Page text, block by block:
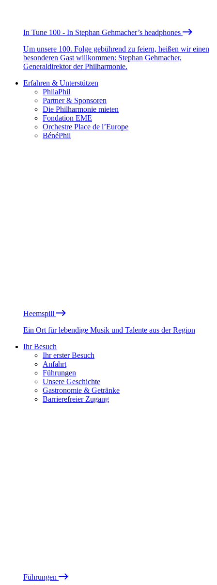
In Tune 100 - In Stephan Gehmacher’s headphones
Um unsere 100. Folge gebührend zu feiern, heißen wir einen
besonderen Gast willkommen: Stephan Gehmacher,
Generaldirektor der Philharmonie.
Erfahren & Unterstützen
PhilaPhil
Partner & Sponsoren
Die Philharmonie mieten
Fondation EME
Orchestre Place de l’Europe
BénéPhil
Heemspill
Ein Ort für lebendige Musik und Talente aus der Region
Ihr Besuch
Ihr erster Besuch
Anfahrt
Führungen
Unsere Geschichte
Gastronomie & Getränke
Barrierefreier Zugang
Führungen